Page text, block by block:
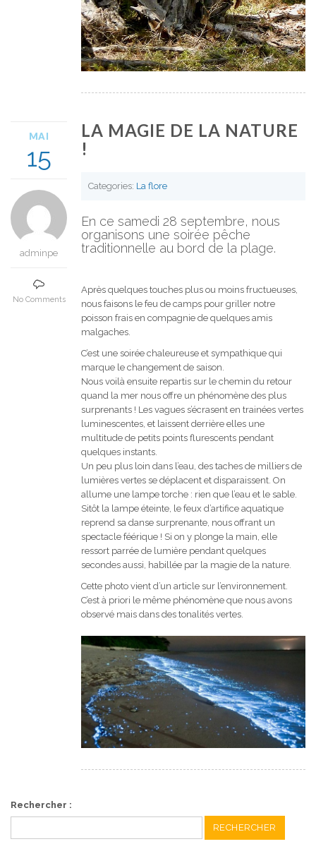
MAI
15
adminpe
No Comments
LA MAGIE DE LA NATURE
!
Categories: La flore
En ce samedi 28 septembre, nous
organisons une soirée pêche
traditionnelle au bord de la plage.
Après quelques touches plus ou moins fructueuses,
nous faisons le feu de camps pour griller notre
poisson frais en compagnie de quelques amis
malgaches.
C’est une soirée chaleureuse et sympathique qui
marque le changement de saison.
Nous voilà ensuite repartis sur le chemin du retour
quand la mer nous offre un phénomène des plus
surprenants ! Les vagues s’écrasent en trainées vertes
luminescentes, et laissent derrière elles une
multitude de petits points flurescents pendant
quelques instants.
Un peu plus loin dans l’eau, des taches de milliers de
lumières vertes se déplacent et disparaissent. On
allume une lampe torche : rien que l’eau et le sable.
Sitôt la lampe éteinte, le feux d’artifice aquatique
reprend sa danse surprenante, nous offrant un
spectacle féérique ! Si on y plonge la main, elle
ressort parrée de lumière pendant quelques
secondes aussi, habillée par la magie de la nature.
Cette photo vient d’un article sur l’environnement.
C’est à priori le même phénomène que nous avons
observé mais dans des tonalités vertes.
Rechercher :